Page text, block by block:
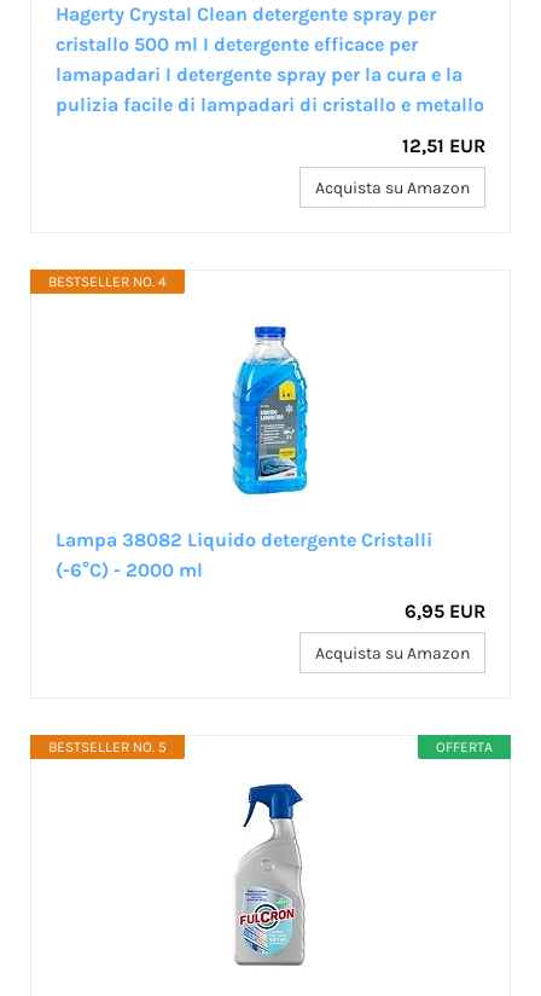
Hagerty Crystal Clean detergente spray per
cristallo 500 ml I detergente efficace per
lamapadari I detergente spray per la cura e la
pulizia facile di lampadari di cristallo e metallo
12,51 EUR
Acquista su Amazon
BESTSELLER NO. 4
Lampa 38082 Liquido detergente Cristalli
(-6°C) - 2000 ml
6,95 EUR
Acquista su Amazon
OFFERTA
BESTSELLER NO. 5